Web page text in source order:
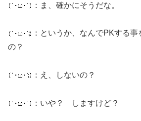
：ま、確かにそうだな。
：というか、なんでPKする
の？
：え、しないの？
：いや？ しますけど？